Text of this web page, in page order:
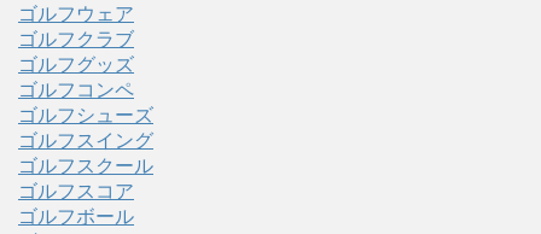
ゴルフウェア
ゴルフクラブ
ゴルフグッズ
ゴルフコンペ
ゴルフシューズ
ゴルフスイング
ゴルフスクール
ゴルフスコア
ゴルフボール